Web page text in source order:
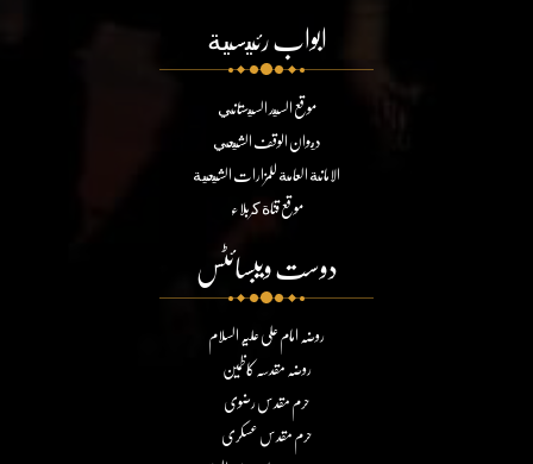
ابواب رئيسية
موقع السيد السيستاني
ديوان الوقف الشيعي
الامانة العامة للمزارات الشيعية
موقع قناة كربلاء
دوست ویبسائٹس
روضہ امام علی علیہ السلام
روضہ مقدسہ کاظمین
حرم مقدس رضوی
حرم مقدس عسکری